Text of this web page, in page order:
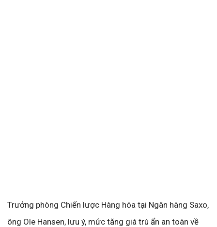
Trưởng phòng Chiến lược Hàng hóa tại Ngân hàng Saxo,
ông Ole Hansen, lưu ý, mức tăng giá trú ẩn an toàn về